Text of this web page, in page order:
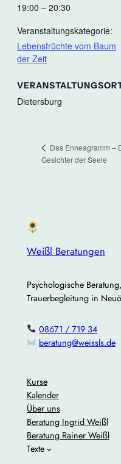
19:00 – 20:30
Veranstaltungskategorie:
Lebensfrüchte vom Baum
der Zeit
Dietersburg
Das Enneagramm –
Gesichter der Seele
Weißl Beratungen
Psychologische
Trauerbegleitung in
08671 / 719 34
beratung@weissls.de
Kurse
Kalender
Über uns
Beratung Ingrid Weißl
Beratung Rainer Weißl
Texte